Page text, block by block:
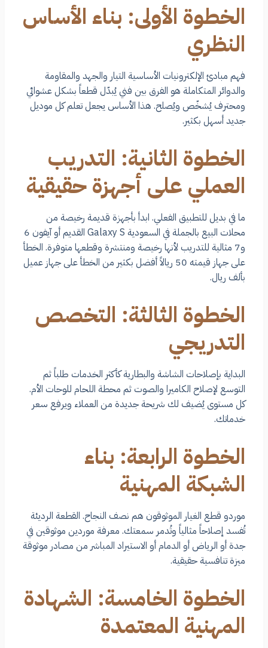
الخطوة الأولى: بناء الأساس
النظري
فهم مبادئ الإلكترونيات الأساسية التيار والجهد والمقاومة
والدوائر المتكاملة هو الفرق بين فني يُبدّل قطعاً بشكل عشوائي
ومحترف يُشخّص ويُصلح. هذا الأساس يجعل تعلم كل موديل
جديد أسهل بكثير.
الخطوة الثانية: التدريب
العملي على أجهزة حقيقية
ما في بديل للتطبيق الفعلي. ابدأ بأجهزة قديمة رخيصة من
محلات البيع بالجملة في السعودية Galaxy S القديم أو آيفون 6
و7 مثالية للتدريب لأنها رخيصة ومنتشرة وقطعها متوفرة. الخطأ
على جهاز قيمته 50 ريالاً أفضل بكثير من الخطأ على جهاز عميل
بألف ريال.
الخطوة الثالثة: التخصص
التدريجي
البداية بإصلاحات الشاشة والبطارية كأكثر الخدمات طلباً ثم
التوسع لإصلاح الكاميرا والصوت ثم محطة اللحام للوحات الأم.
كل مستوى يُضيف لك شريحة جديدة من العملاء ويرفع سعر
خدماتك.
الخطوة الرابعة: بناء
الشبكة المهنية
موردو قطع الغيار الموثوقون هم نصف النجاح. القطعة الرديئة
تُفسد إصلاحاً مثالياً وتُدمر سمعتك. معرفة موردين موثوقين في
جدة أو الرياض أو الدمام أو الاستيراد المباشر من مصادر موثوقة
ميزة تنافسية حقيقية.
الخطوة الخامسة: الشهادة
المهنية المعتمدة